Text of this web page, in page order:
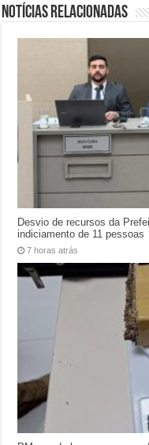
Notícias relacionadas
Desvio de recursos da
indiciamento de 11 pessoas
7 horas atrás